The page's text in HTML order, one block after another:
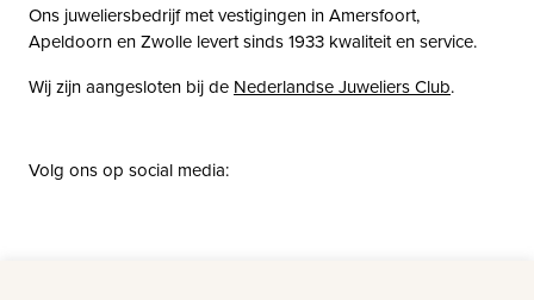
Ons juweliersbedrijf met vestigingen in Amersfoort,
Apeldoorn en Zwolle levert sinds 1933 kwaliteit en service.
Wij zijn aangesloten bij de Nederlandse Juweliers Club.
Volg ons op social media: